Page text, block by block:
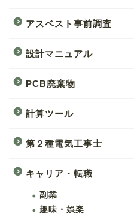
アスベスト事前調査
設計マニュアル
PCB廃棄物
計算ツール
第２種電気工事士
キャリア・転職
副業
趣味・娯楽